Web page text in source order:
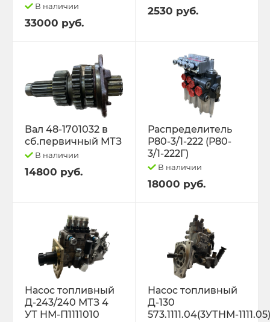
В наличии
33000 руб.
2530 руб.
Вал 48-1701032 в
сб.первичный МТЗ
В наличии
14800 руб.
Распределитель
Р80-3/1-222 (Р80-
3/1-222Г)
В наличии
18000 руб.
Насос топливный
Д-243/240 МТЗ 4
УТ НМ-П1111010
Насос топливный
Д-130
573.1111.04(3УТНМ-1111.05)